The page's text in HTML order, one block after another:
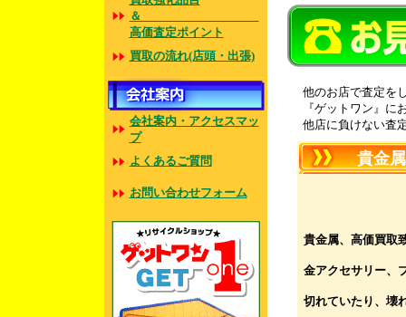
＆
高価査定ポイント
買取の流れ(店頭・出張)
会社案内・アクセスマッ
プ
よくあるご質問
お問い合わせフォーム
他のお店で査定を
『ゲットワン』に
他店に負けない査
貴金属
貴金属、高価買取
金アクセサリー、
切れていたり、壊